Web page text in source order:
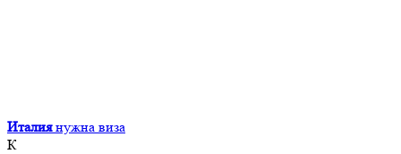
Италия нужна виза
К